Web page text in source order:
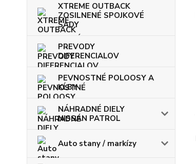
XTREME OUTBACK
ZOSILNENÉ SPOJKOVÉ
SADY
PREVODY
DIFERENCIALOV
PEVNOSTNÉ POLOOSY A
KĹBY
NÁHRADNÉ DIELY
NISSAN PATROL
Auto stany / markízy